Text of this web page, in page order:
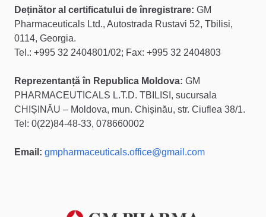
Deținător al certificatului de înregistrare: GM
Pharmaceuticals Ltd., Autostrada Rustavi 52, Tbilisi,
0114, Georgia.
Tel.: +995 32 2404801/02; Fax: +995 32 2404803
Reprezentanță în Republica Moldova: GM
PHARMACEUTICALS L.T.D. TBILISI, sucursala
CHIȘINĂU – Moldova, mun. Chișinău, str. Ciuflea 38/1.
Tel: 0(22)84-48-33, 078660002
Email: gmpharmaceuticals.office@gmail.com